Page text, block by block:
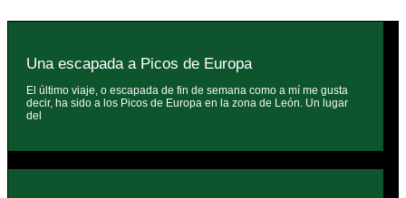
Una escapada a Picos de Europa
El último viaje, o escapada de fin de semana como a mí me gusta
decir, ha sido a los Picos de Europa en la zona de León. Un lugar
del